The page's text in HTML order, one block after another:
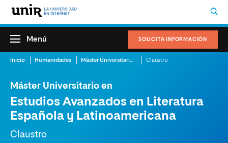
SOLICITA INFORMACIÓN
Menú
Inicio Humanidades Máster Universitario en Estudios Avanzados en Literatura Española y Latinoamericana Claustro
Máster Universitario en
Estudios Avanzados en Literatura
Española y Latinoamericana
Claustro